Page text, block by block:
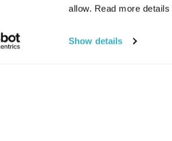
allow. Read more
Show details